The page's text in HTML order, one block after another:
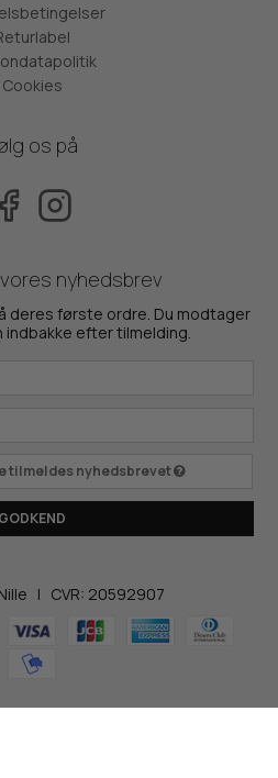
Cookies
os på
nyhedsbrev
deres første ordre. Du modtager
indbakke efter tilmelding.
tilmeldes nyhedsbrevet
GODKEND
| CVR: 20592907